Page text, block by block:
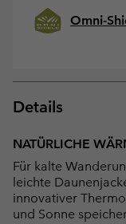
Omni-
Details
NATÜRLICHE
Für kalte
leichte
innovativer
und Sonne